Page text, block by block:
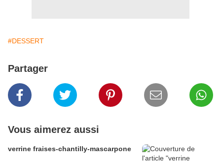
#DESSERT
Partager
Vous aimerez aussi
verrine fraises-chantilly-mascarpone